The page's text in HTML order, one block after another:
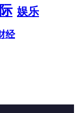
娱乐
经